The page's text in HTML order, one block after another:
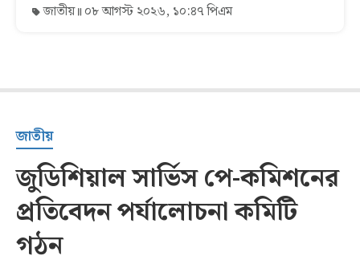
জাতীয় ০৮ আগস্ট ২০২৬, ১০:৪৭ পিএম
জাতীয়
জুডিশিয়াল সার্ভিস পে-কমিশনের
প্রতিবেদন পর্যালোচনা কমিটি
গঠন